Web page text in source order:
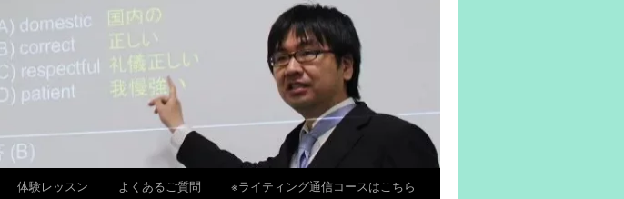
体験レッスン よくあるご質問
※ライティング通信コースはこちら